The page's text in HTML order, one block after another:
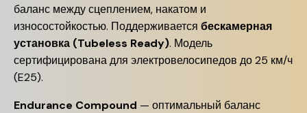
баланс между сцеплением, накатом и
износостойкостью. Поддерживается бескамерная
установка (Tubeless Ready). Модель
сертифицирована для электровелосипедов до 25 км/ч
(E25).
Endurance Compound — оптимальный баланс